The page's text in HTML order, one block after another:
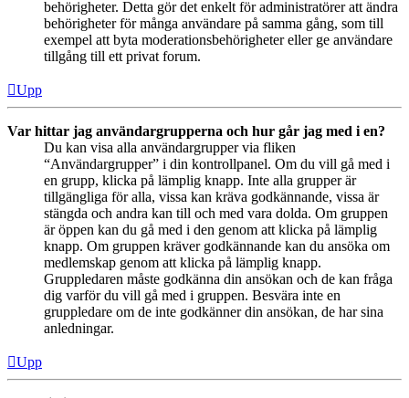
behörigheter. Detta gör det enkelt för administratörer att ändra
behörigheter för många användare på samma gång, som till
exempel att byta moderationsbehörigheter eller ge användare
tillgång till ett privat forum.
Upp
Var hittar jag användargrupperna och hur går jag med i en?
Du kan visa alla användargrupper via fliken
“Användargrupper” i din kontrollpanel. Om du vill gå med i
en grupp, klicka på lämplig knapp. Inte alla grupper är
tillgängliga för alla, vissa kan kräva godkännande, vissa är
stängda och andra kan till och med vara dolda. Om gruppen
är öppen kan du gå med i den genom att klicka på lämplig
knapp. Om gruppen kräver godkännande kan du ansöka om
medlemskap genom att klicka på lämplig knapp.
Gruppledaren måste godkänna din ansökan och de kan fråga
dig varför du vill gå med i gruppen. Besvära inte en
gruppledare om de inte godkänner din ansökan, de har sina
anledningar.
Upp